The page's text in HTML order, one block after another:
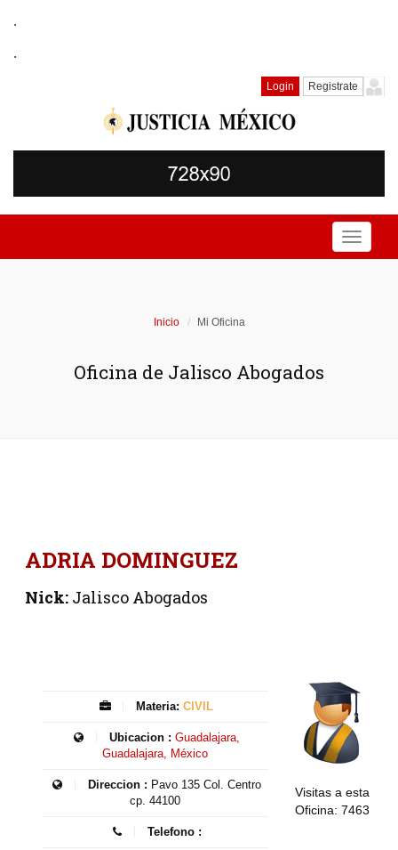
.
.
Login Registrate
Toggle
Inicio Mi Oficina
Oficina de Jalisco Abogados
ADRIA DOMINGUEZ
Nick:Jalisco Abogados
Materia: CIVIL
Ubicacion : Guadalajara,
Guadalajara, México
Direccion : Pavo 135 Col. Centro
cp. 44100
Telefono :
Visitas a esta
Oficina: 7463